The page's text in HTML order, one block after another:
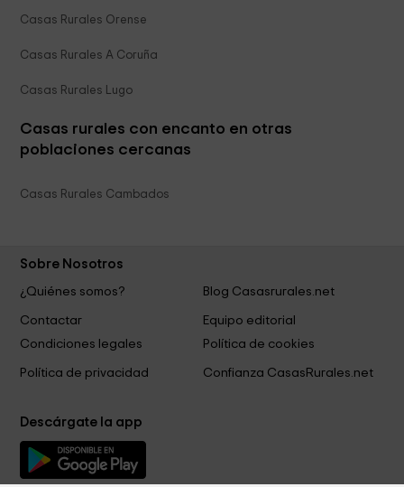
Casas Rurales Orense
Casas Rurales A Coruña
Casas Rurales Lugo
Casas rurales con encanto en otras
poblaciones cercanas
Casas Rurales Cambados
Sobre Nosotros
¿Quiénes somos?
Blog Casasrurales.net
Contactar
Equipo editorial
Condiciones legales
Política de cookies
Política de privacidad Confianza CasasRurales.net
Descárgate la app